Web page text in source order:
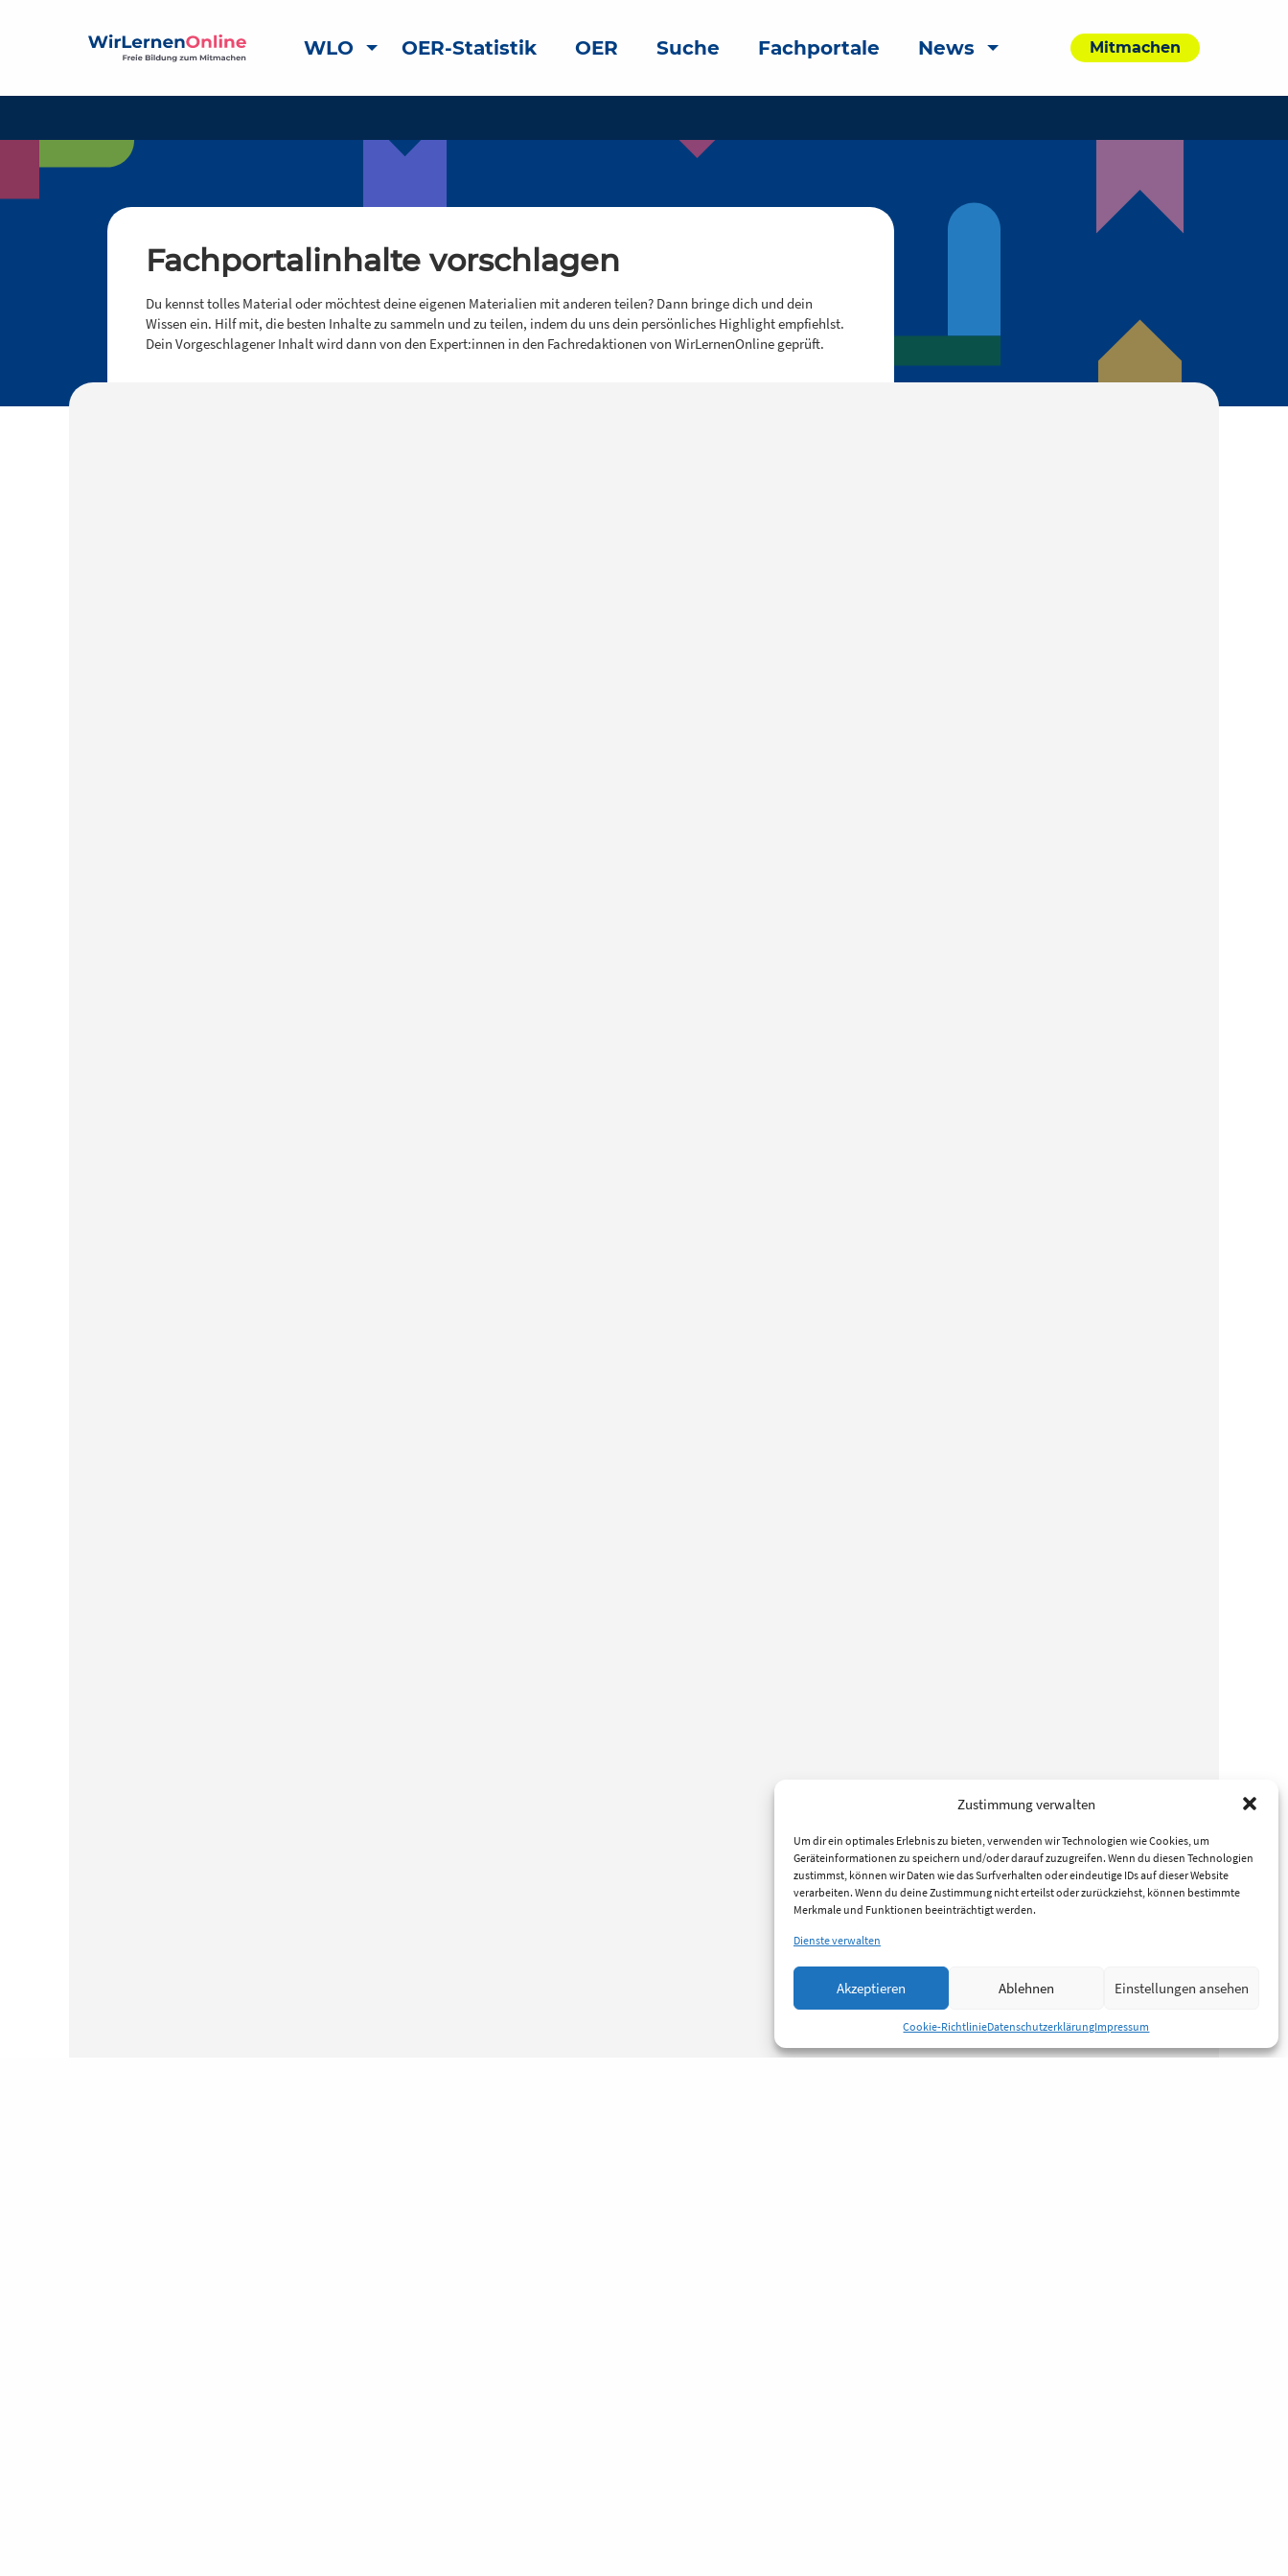
Zustimmung verwalten
Um dir ein optimales Erlebnis zu bieten, verwenden wir Technologien wie Cookies, um
Geräteinformationen zu speichern und/oder darauf zuzugreifen. Wenn du diesen Technologien
zustimmst, können wir Daten wie das Surfverhalten oder eindeutige IDs auf dieser Website
verarbeiten. Wenn du deine Zustimmung nicht erteilst oder zurückziehst, können bestimmte
Merkmale und Funktionen beeinträchtigt werden.
Dienste verwalten
Akzeptieren Ablehnen Einstellungen ansehen
Cookie-RichtlinieDatenschutzerklärungImpressum
WLO OER-Statistik OER Suche Fachportale News Mitmachen
Fachportalinhalte vorschlagen
Du kennst tolles Material oder möchtest deine eigenen Materialien mit anderen teilen? Dann bringe dich und dein
Wissen ein. Hilf mit, die besten Inhalte zu sammeln und zu teilen, indem du uns dein persönliches Highlight empfiehlst.
Dein Vorgeschlagener Inhalt wird dann von den Expert:innen in den Fachredaktionen von WirLernenOnline geprüft.